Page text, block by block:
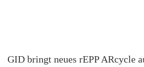
GID bringt neues rEPP ARcycle